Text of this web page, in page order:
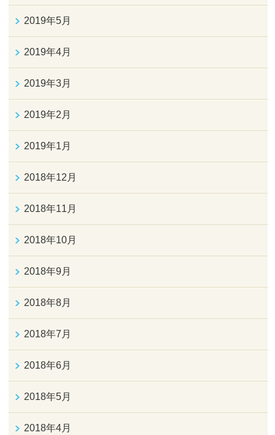
2019年5月
2019年4月
2019年3月
2019年2月
2019年1月
2018年12月
2018年11月
2018年10月
2018年9月
2018年8月
2018年7月
2018年6月
2018年5月
2018年4月